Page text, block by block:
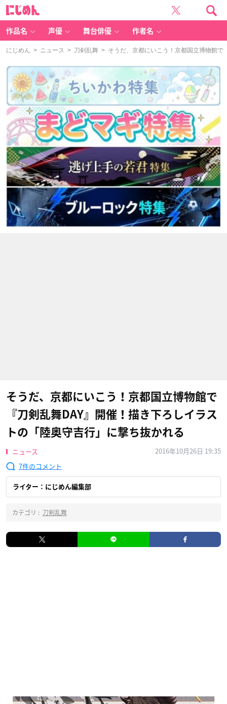
作品名 声優 舞台俳優 作者名
にじめん > ニュース > 刀剣乱舞 > そうだ、京都にいこう！京都国立博物館で
そうだ、京都にいこう！京都国立博物館で
『刀剣乱舞DAY』開催！描き下ろしイラス
トの「陸奥守吉行」に撃ち抜かれる
ニュース
2016年10月26日 19:35
7
ライター：にじめん編集部
カテゴリ : 刀剣乱舞